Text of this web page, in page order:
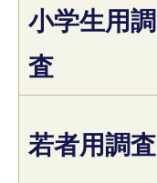
小学生用調
査
若者用調査